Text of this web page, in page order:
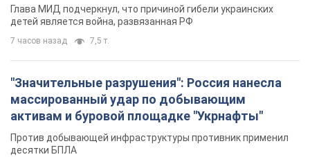
Глава МИД подчеркнул, что причиной гибели украинских
детей является война, развязанная РФ
7 часов назад 7,5 т.
"Значительные разрушения": Россия нанесла
массированный удар по добывающим
активам и буровой площадке "Укрнафты"
Против добывающей инфраструктуры противник применил
десятки БПЛА